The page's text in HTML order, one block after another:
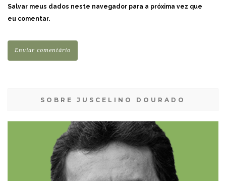
Salvar meus dados neste navegador para a próxima vez que
eu comentar.
SOBRE JUSCELINO DOURADO